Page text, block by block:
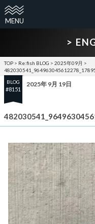
>
TOP > Re:fish BLOG > 2025年09月 >
BLOG
#8151
2025年 9月 19日